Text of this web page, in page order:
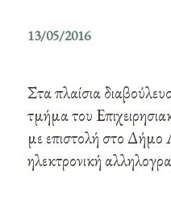
13/05/2016
Στα πλαίσια
τμήμα του
με επιστολή στο
ηλεκτρονική